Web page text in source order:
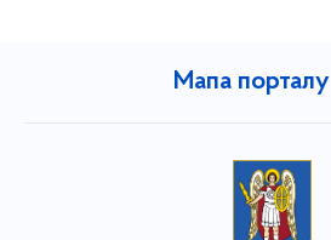
Мапа порталу